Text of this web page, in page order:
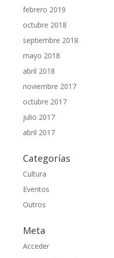
febrero 2019
octubre 2018
septiembre 2018
mayo 2018
abril 2018
noviembre 2017
octubre 2017
julio 2017
abril 2017
Categorías
Cultura
Eventos
Outros
Meta
Acceder